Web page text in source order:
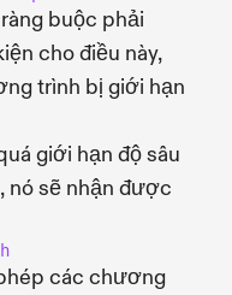
buộc phải
cho điều này,
trình bị giới hạn
giới hạn độ sâu
nó sẽ nhận được
các chương